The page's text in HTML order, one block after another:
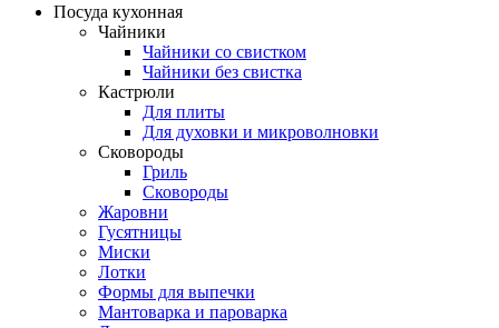
Посуда кухонная
Чайники
Чайники со свистком
Чайники без свистка
Кастрюли
Для плиты
Для духовки и микроволновки
Сковороды
Гриль
Сковороды
Жаровни
Гусятницы
Миски
Лотки
Формы для выпечки
Мантоварка и пароварка